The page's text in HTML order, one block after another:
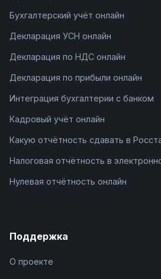
Бухгалтерский учёт онлайн
Декларация УСН онлайн
Декларация по НДС онлайн
Декларация по прибыли онлайн
Интеграция бухгалтерии с банком
Кадровый учёт онлайн
Какую отчётность сдавать в
Налоговая отчётность в
Нулевая отчётность онлайн
Поддержка
О проекте